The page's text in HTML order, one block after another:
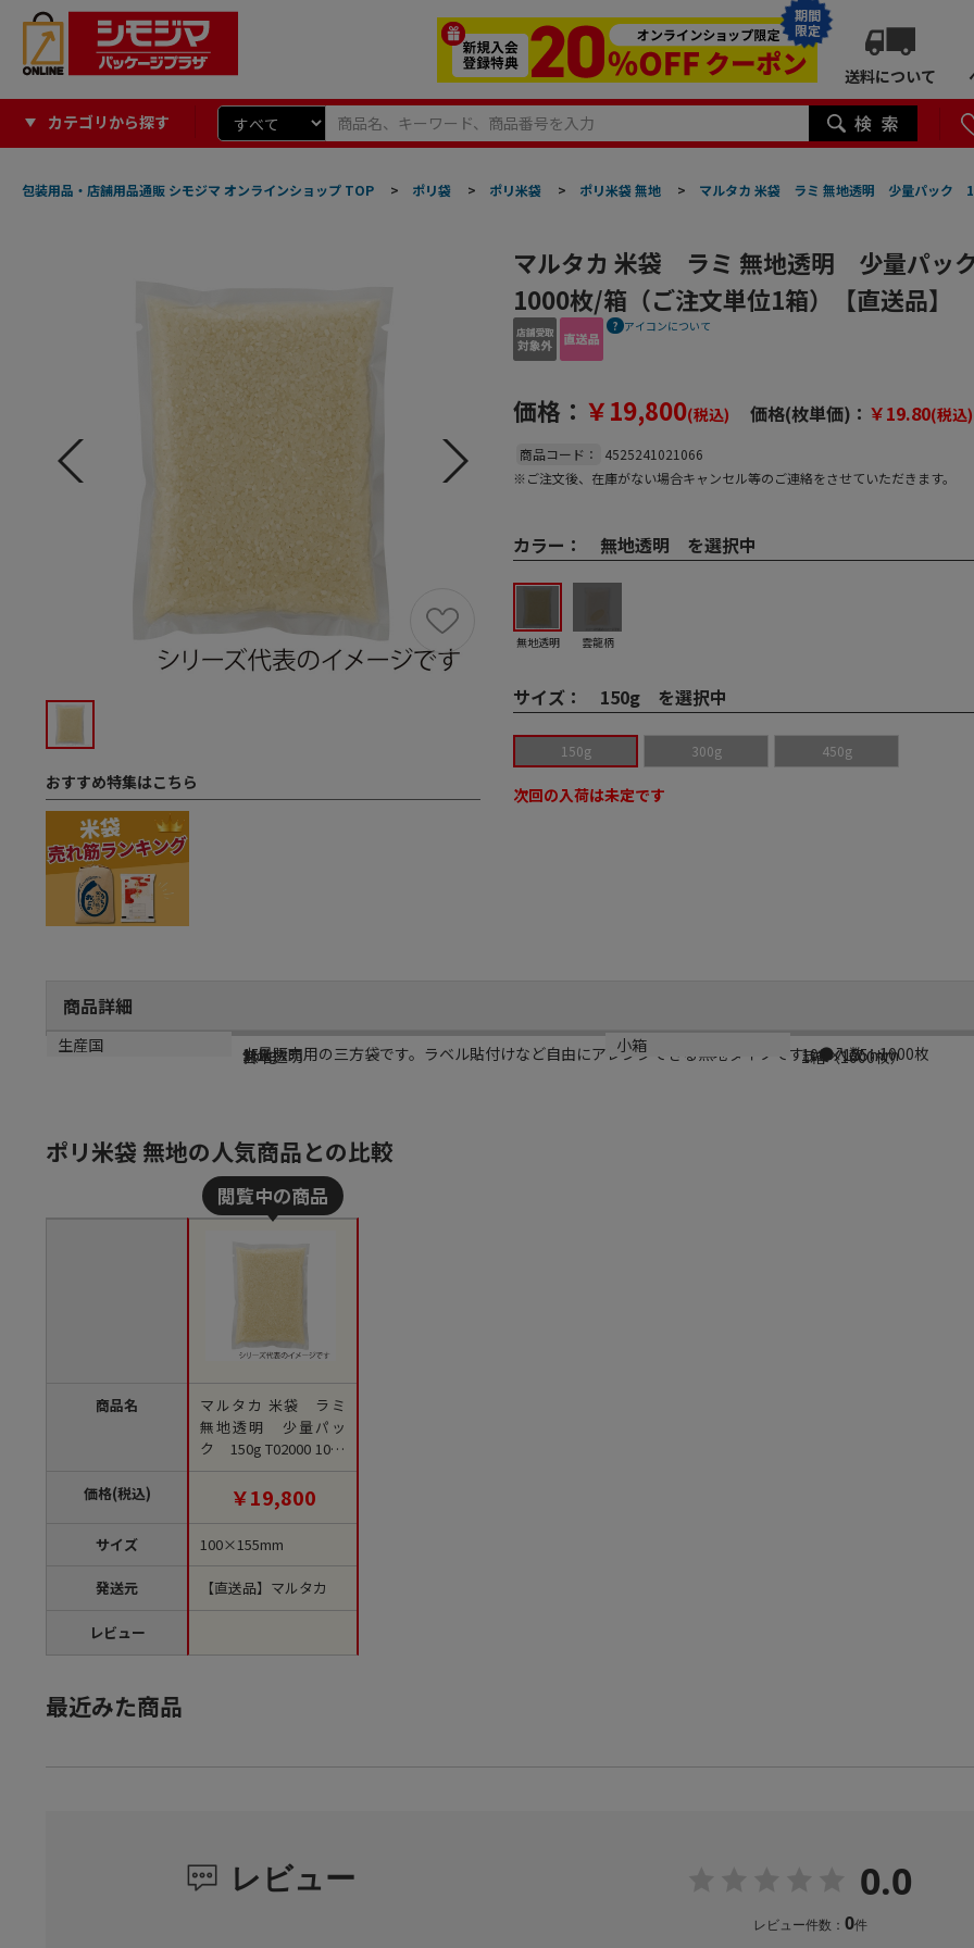
期間
限定
送料について
カテゴリから探す
包装用品・店舗用品通販 シモジマ オンラインショップ TOP > ポリ袋 > ポリ米袋 > ポリ米袋 無地 > マルタカ 米袋 ラミ 無地透明 少量パック
おすすめ特集はこちら
マルタカ 米袋 ラミ 無地透明 少量パッ
1000枚/箱（ご注文単位1箱）【直送品】
アイコンについて
価格： ￥19,800(税込) 価格(枚単価)： ￥19.80(税込)
商品コード：
4525241021066
※ご注文後、在庫がない場合キャンセル等のご連絡をさせていただきます。
カラー： 無地透明 を選択中
無地透明 雲龍柄
サイズ： 150g を選択中
150g 300g 450g
次回の入荷は未定です
商品詳細
商品説明
少量販売用の三方袋です。ラベル貼付けなど自由にアレンジできる無地タイプです。●入数：1000枚
規格
150g
サイズ
100×155mm
カラー
無地透明
材質
ラミ
生産国
日本
小箱
1箱（1000枚）
ポリ米袋 無地の人気商品との比較
商品名
価格(税込)
サイズ
発送元
レビュー
マルタカ 米袋 ラミ
無地透明 少量パッ
ク 150g T02000 1000
枚/箱（ご注文単位1
箱）【直送品】
￥19,800
100×155mm
【直送品】マルタカ
最近みた商品
レビュー 0.0
レビュー件数： 0件